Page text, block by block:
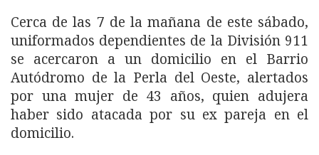
Cerca de las 7 de la mañana de este sábado,
uniformados dependientes de la División 911
se acercaron a un domicilio en el Barrio
Autódromo de la Perla del Oeste, alertados
por una mujer de 43 años, quien adujera
haber sido atacada por su ex pareja en el
domicilio.